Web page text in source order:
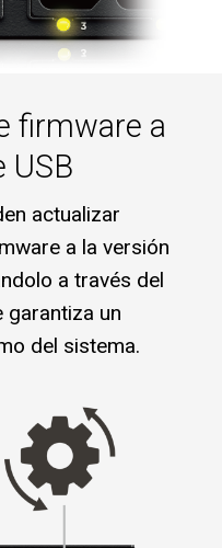
firmware a
USB
actualizar
a la versión
a través del
garantiza un
del sistema.